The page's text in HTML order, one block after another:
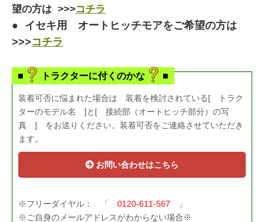
望の方は >>>コチラ
● イセキ用 オートヒッチモアをご希望の方は
>>>コチラ
■ トラクターに付くのかな ■
装着可否に悩まれた場合は 装着を検討されている[ トラク
ターのモデル名 ]と[ 接続部（オートヒッチ部分）の写
真 ] をお送りください。装着可否をご連絡させていただき
ます。
お問い合わせはこちら
※フリーダイヤル： 「 0120-611-567
」
※ご自身のメールアドレスがわからない場合※